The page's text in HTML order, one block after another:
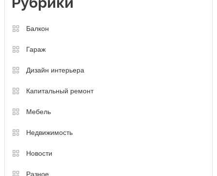
Балкон
Гараж
Дизайн интерьера
Капитальный ремонт
Мебель
Недвижимость
Новости
Разное